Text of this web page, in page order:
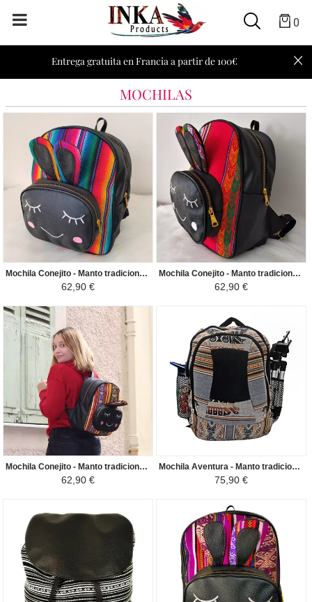
0
Entrega gratuita en Francia a partir de 100€
MOCHILAS
Mochila Conejito - Manto tradicional Peruano Guacamayo - Colorido
62,90 €
Mochila Conejito - Manto tradicional Peruano Blanquirroja - Rojo y Blanco
62,90 €
Mochila Conejito - Manto tradicional Peruano Amazonía Peruana - Amarillo Colorido / Negro
62,90 €
Mochila Aventura - Manto tradicional Peruano Canta Perú - Gris Oscuro/Tonos Marrones
75,90 €